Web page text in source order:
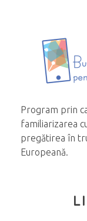
Program prin
familiarizarea
pregătirea în
Europeană.